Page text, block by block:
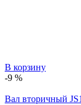
В корзину
-9 %
Вал вторичный